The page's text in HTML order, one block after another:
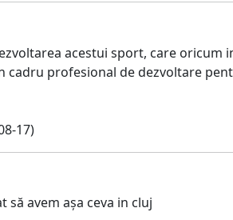
acestui sport, care oricum
cadru profesional de dezvoltare
17)
să avem așa ceva in cluj